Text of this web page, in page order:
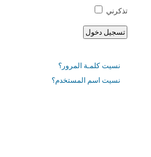
تذكرني
نسيت كلمـة المرور؟
نسيت اسم المستخدم؟